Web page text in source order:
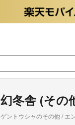
幻冬舎 (その
ゲントウシャのその他 / エ